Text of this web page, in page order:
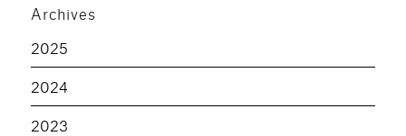
Archives
2025
2024
2023